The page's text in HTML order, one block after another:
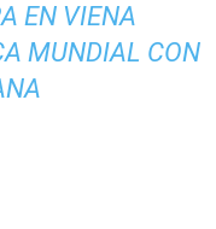
EN VIENA
MUNDIAL CON